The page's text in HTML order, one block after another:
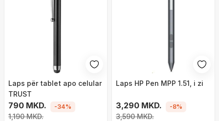
Laps për tablet apo celular
TRUST
790 MKD.
1,190 MKD.
-34%
Laps HP Pen MPP 1.51, i zi
3,290 MKD.
3,590 MKD.
-8%